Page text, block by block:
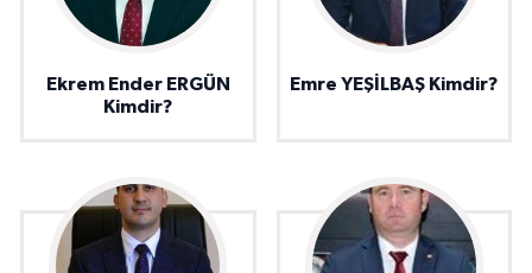
Ekrem Ender ERGÜN
Kimdir?
Emre YEŞİLBAŞ Kimdir?